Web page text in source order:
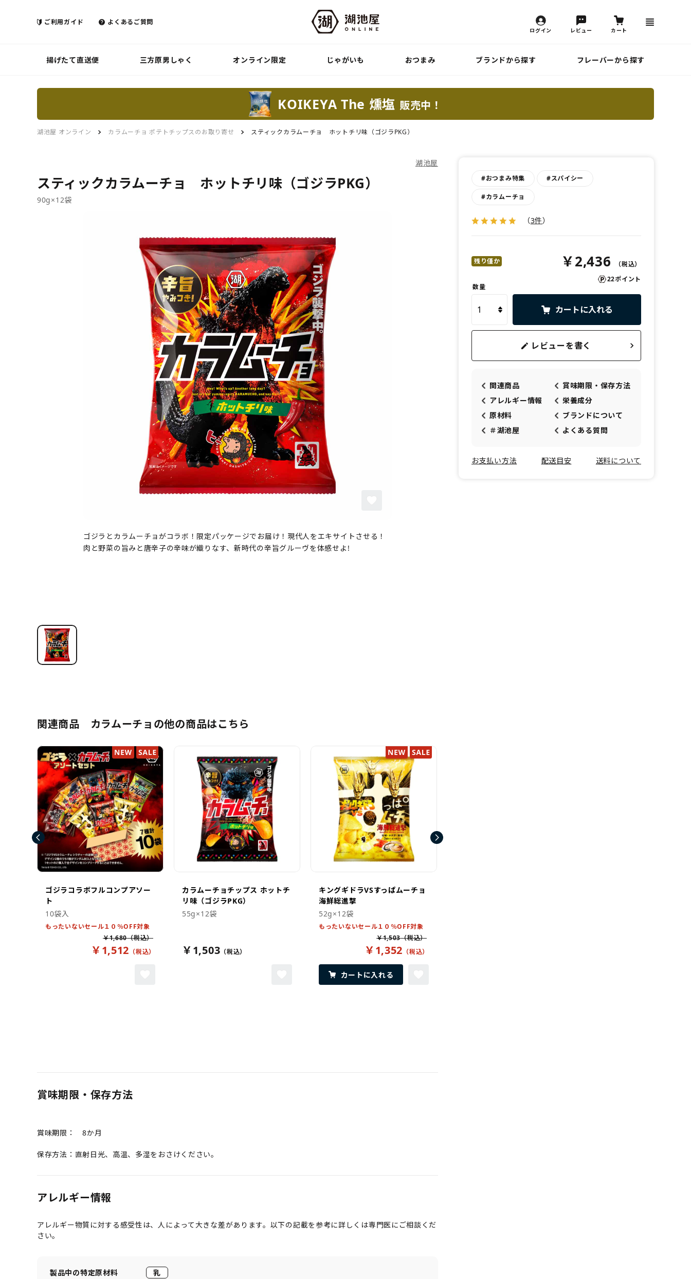
ご利用ガイド よくあるご質問
ログイン レビュー カート
揚げたて直送便 三方原男しゃく オンライン限定 じゃがいも おつまみ ブランドから探す フレーバーから探す
KOIKEYA The 燻塩 販売中！
湖池屋 オンライン カラムーチョ ポテトチップスのお取り寄せ スティックカラムーチョ ホットチリ味（ゴジラPKG）
湖池屋
スティックカラムーチョ ホットチリ味（ゴジラPKG）
90g×12袋
ゴジラとカラムーチョがコラボ！限定パッケージでお届け！現代人をエキサイトさせる！
肉と野菜の旨みと唐辛子の辛味が織りなす、新時代の辛旨グルーヴを体感せよ!
関連商品 カラムーチョの他の商品はこちら
ゴジラコラボフルコンプアソー
ト
10袋入
もったいないセール１０％OFF対象
￥1,512
￥1,680
カラムーチョチップス ホットチ
リ味（ゴジラPKG）
55g×12袋
￥1,503
キングギドラVSすっぱムーチョ
海鮮総進撃
52g×12袋
もったいないセール１０％OFF対象
￥1,352
￥1,503
カートに入れる
賞味期限・保存方法
賞味期限： 8か月
保存方法：直射日光、高温、多湿をおさけください。
アレルギー情報
アレルギー物質に対する感受性は、人によって大きな差があります。以下の記載を参考に詳しくは専門医にご相談くだ
さい。
製品中の特定原材料 乳
#おつまみ特集 #スパイシー
#カラムーチョ
（3件）
残り僅か ￥2,436
22ポイント
数量
カートに入れる
レビューを書く
関連商品
賞味期限・保存方法
アレルギー情報
栄養成分
原材料
ブランドについて
＃湖池屋
よくある質問
お支払い方法 配送目安 送料について